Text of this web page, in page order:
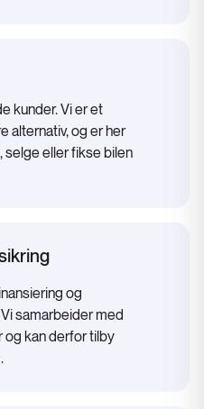
kunder. Vi er et
alternativ, og er her
selge eller fikse bilen
og
samarbeider med
og kan derfor tilby